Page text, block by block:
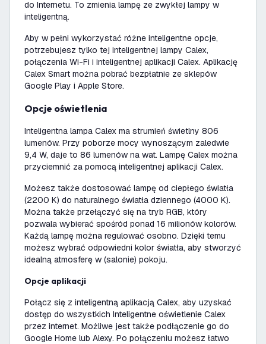
do Internetu. To zmienia lampę ze zwykłej lampy w
inteligentną.
Aby w pełni wykorzystać różne inteligentne opcje,
potrzebujesz tylko tej inteligentnej lampy Calex,
połączenia Wi-Fi i inteligentnej aplikacji Calex. Aplikację
Calex Smart można pobrać bezpłatnie ze sklepów
Google Play i Apple Store.
Opcje oświetlenia
Inteligentna lampa Calex ma strumień świetlny 806
lumenów. Przy poborze mocy wynoszącym zaledwie
9,4 W, daje to 86 lumenów na wat. Lampę Calex można
przyciemnić za pomocą inteligentnej aplikacji Calex.
Możesz także dostosować lampę od ciepłego światła
(2200 K) do naturalnego światła dziennego (4000 K).
Można także przełączyć się na tryb RGB, który
pozwala wybierać spośród ponad 16 milionów kolorów.
Każdą lampę można regulować osobno. Dzięki temu
możesz wybrać odpowiedni kolor światła, aby stworzyć
idealną atmosferę w (salonie) pokoju.
Opcje aplikacji
Połącz się z inteligentną aplikacją Calex, aby uzyskać
dostęp do wszystkich Inteligentne oświetlenie Calex
przez internet. Możliwe jest także podłączenie go do
Google Home lub Alexy. Po połączeniu możesz łatwo